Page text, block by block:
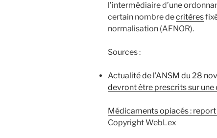
l’intermédiaire d’une
certain nombre decritères
normalisation (AFNOR).
Sources :
Actualité de l’ANSM du 28
devront être prescrits sur une
Médicaments opiacés :
Copyright WebLex